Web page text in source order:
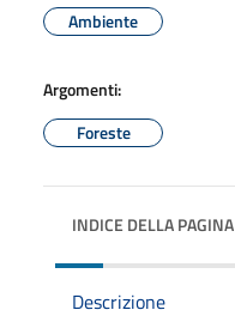
Ambiente
Argomenti:
Foreste
INDICE DELLA PAGINA
Descrizione